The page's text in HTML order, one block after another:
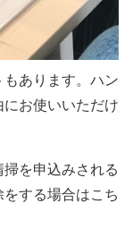
あります。ハン
お使いいただけ
を申込みされる
する場合はこち